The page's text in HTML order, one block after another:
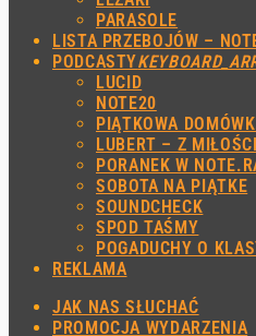
PARASOLE
LISTA PRZEBOJÓW –
PODCASTY
LUCID
NOTE20
PIĄTKOWA
LUBERT – Z
PORANEK W
SOBOTA NA PIĄTKE
SOUNDCHECK
SPOD TAŚMY
POGADUCHY O
REKLAMA
JAK NAS SŁUCHAĆ
PROMOCJA WYDARZENIA